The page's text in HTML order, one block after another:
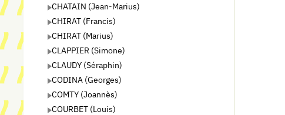
CHATAIN (Jean-Marius)
CHIRAT (Francis)
CHIRAT (Marius)
CLAPPIER (Simone)
CLAUDY (Séraphin)
CODINA (Georges)
COMTY (Joannès)
COURBET (Louis)